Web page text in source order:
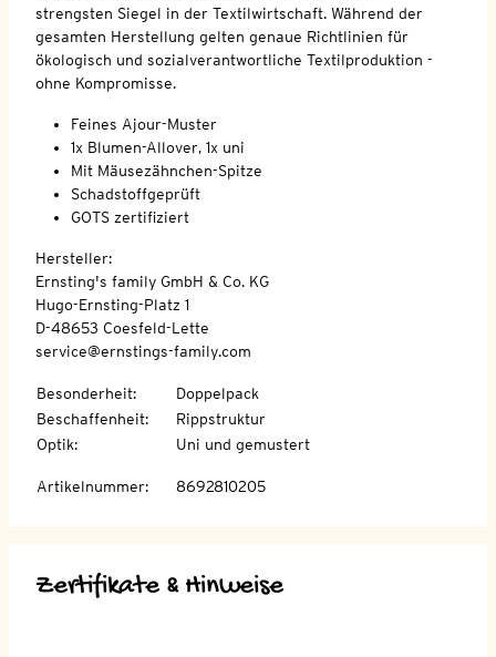
strengsten Siegel in der Textilwirtschaft. Während der
gesamten Herstellung gelten genaue Richtlinien für
ökologisch und sozialverantwortliche Textilproduktion -
ohne Kompromisse.
Feines Ajour-Muster
1x Blumen-Allover, 1x uni
Mit Mäusezähnchen-Spitze
Schadstoffgeprüft
GOTS zertifiziert
Hersteller:
Ernsting's family GmbH & Co. KG
Hugo-Ernsting-Platz 1
D-48653 Coesfeld-Lette
service@ernstings-family.com
Besonderheit:
Doppelpack
Beschaffenheit:
Rippstruktur
Optik: Uni und gemustert
Artikelnummer: 8692810205
Zertifikate & Hinweise